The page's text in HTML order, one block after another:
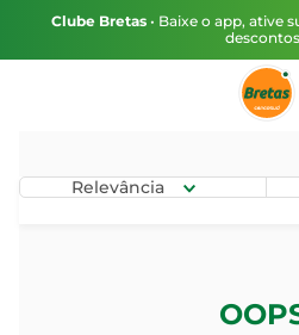
Clube Bretas • Baixe o app, ative
Relevância